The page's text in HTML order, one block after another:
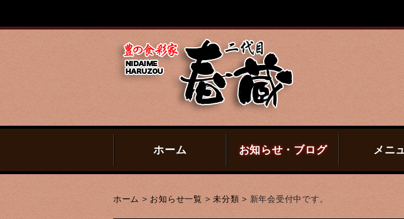
ホーム お知らせ・ブログ メニ
ホーム > お知らせ一覧 >未分類 > 新年会受付中です。